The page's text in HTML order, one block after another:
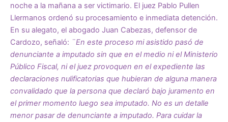
noche a la mañana a ser victimario. El juez Pablo Pullen
Llermanos ordenó su procesamiento e inmediata detención.
En su alegato, el abogado Juan Cabezas, defensor de
Cardozo, señaló: ¨En este proceso mi asistido pasó de
denunciante a imputado sin que en el medio ni el Ministerio
Público Fiscal, ni el juez provoquen en el expediente las
declaraciones nulificatorias que hubieran de alguna manera
convalidado que la persona que declaró bajo juramento en
el primer momento luego sea imputado. No es un detalle
menor pasar de denunciante a imputado. Para cuidar la